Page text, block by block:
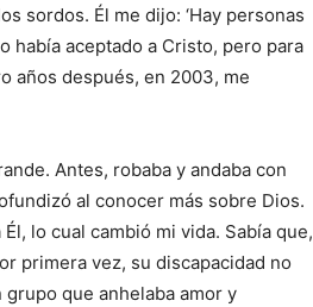
sordos. Él me dijo: ‘Hay personas
había aceptado a Cristo, pero para
años después, en 2003, me
Antes, robaba y andaba con
al conocer más sobre Dios.
lo cual cambió mi vida. Sabía que,
primera vez, su discapacidad no
que anhelaba amor y